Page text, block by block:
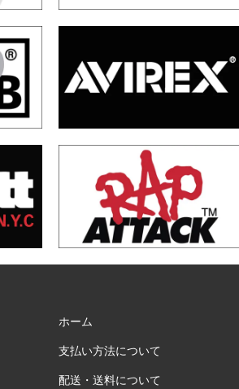
ホーム
支払い方法について
配送・送料について